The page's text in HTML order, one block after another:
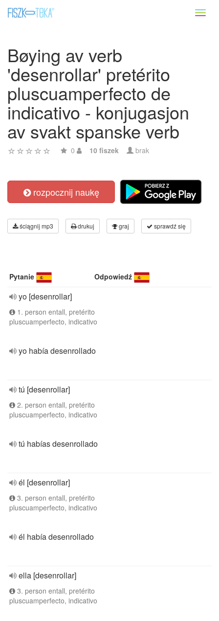
Bøying av verb
'desenrollar' pretérito
pluscuamperfecto de
indicativo - konjugasjon
av svakt spanske verb
0 10 fiszek brak
rozpocznij naukę
ściągnij mp3 drukuj graj sprawdź się
Pytanie Odpowiedź
yo [desenrollar]
1. person entall, pretérito
pluscuamperfecto, indicativo
yo había desenrollado
tú [desenrollar]
2. person entall, pretérito
pluscuamperfecto, indicativo
tú habías desenrollado
él [desenrollar]
3. person entall, pretérito
pluscuamperfecto, indicativo
él había desenrollado
ella [desenrollar]
3. person entall, pretérito
pluscuamperfecto, indicativo